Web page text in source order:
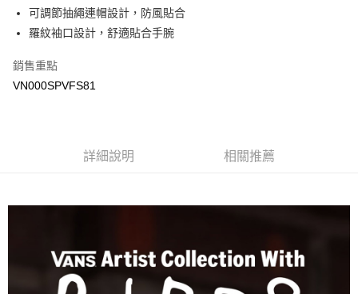
悠遊付
流程，驗證手機門號後，選擇欲分期的期數、繳款截止日，確認付款後即完
1.分期款項不併入電信帳單，「大哥付你分期」於每月結算日後寄送繳費提
2.透過簡訊連結打開帳單後，可選擇「超商條碼／台灣大直營門市／銀行轉
【關於「AFTEE先享後付」】
１．簡單：不需註冊會員、不需綁卡、不需儲值。
【「AFTEE先享後付」結帳流程】
１．於結帳方式選擇「AFTEE先享後付」後，將跳轉至「AFTEE先享後付」
可調節抽繩連帽設計，防風貼合
羅紋袖口設計，舒適貼合手腕
銷售重點
VN000SPVFS81
詳細說明 相關推薦